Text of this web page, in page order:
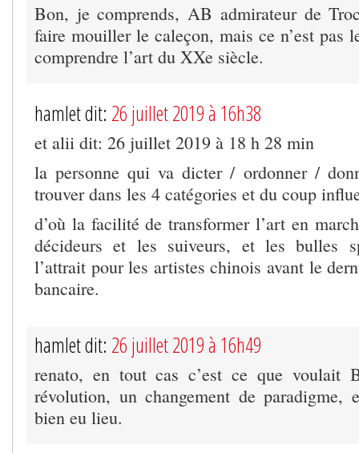
Bon, je comprends, AB admirateur de
faire mouiller le caleçon, mais ce n’est pas
comprendre l’art du XXe siècle.
hamlet dit: 26 juillet 2019 à 16h38
et alii dit: 26 juillet 2019 à 18 h 28 min
la personne qui va dicter / ordonner /
trouver dans les 4 catégories et du coup
d’où la facilité de transformer l’art en
décideurs et les suiveurs, et les bulles
l’attrait pour les artistes chinois avant le
bancaire.
hamlet dit: 26 juillet 2019 à 16h49
renato, en tout cas c’est ce que voulait
révolution, un changement de paradigme,
bien eu lieu.